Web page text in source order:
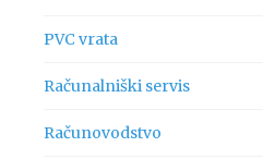
PVC vrata
Računalniški servis
Računovodstvo